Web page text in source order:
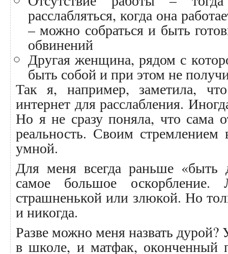
расслабляться, когда она
– можно собраться и быть
обвинений
Другая женщина, рядом с
быть собой и при этом не
Так я, например, заметила,
интернет для расслабления.
Но я не сразу поняла, что сама
реальность. Своим
умной.
Для меня всегда раньше «быть
самое большое оскорбление.
страшненькой или злюкой. Но
и никогда.
Разве можно меня назвать дурой?
в школе, и матфак, оконченный